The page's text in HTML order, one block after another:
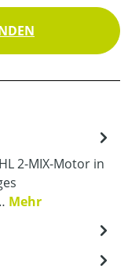
2-MIX-Motor in
Mehr